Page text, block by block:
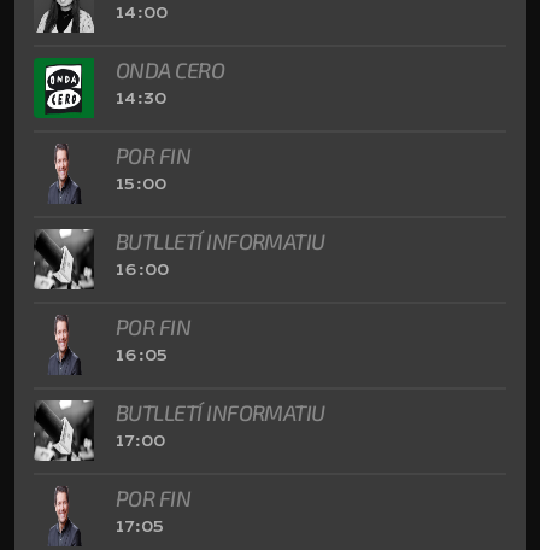
14:00
ONDA CERO
14:30
POR FIN
15:00
BUTLLETÍ INFORMATIU
16:00
POR FIN
16:05
BUTLLETÍ INFORMATIU
17:00
POR FIN
17:05